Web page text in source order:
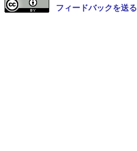
フィードバックを送る